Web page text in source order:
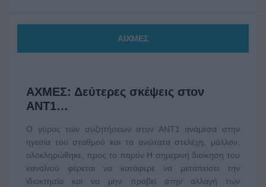
ΑΙΧΜΕΣ
ΑΧΜΕΣ: Δεύτερες σκέψεις στον
ΑΝΤ1…
Ο γύρος των συζητήσεων στον ΑΝΤ1 ανάμεσα στην
ηγεσία του σταθμού και τα ανώτατα στελέχη, μάλλον,
ολοκληρώθηκε, προς το παρόν Η σημερινή διοίκηση του
καναλιού φέρεται να κατάφερε να μεταπείσει την
ιδιοκτησία και να μην προβεί στην αλλαγή των